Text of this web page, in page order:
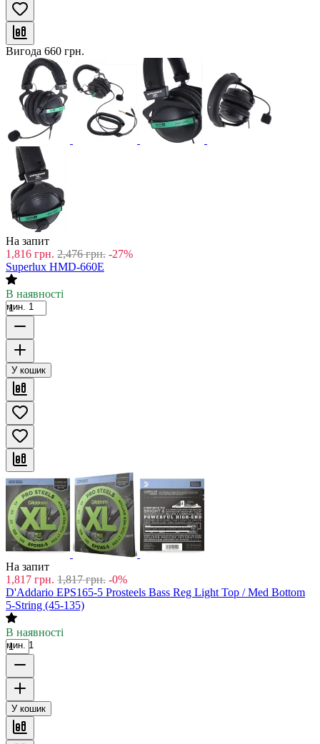
Вигода 660 грн.
На запит
1,816 грн. 2,476 грн. -27%
Superlux HMD-660E
В наявності
мин. 1
У кошик
На запит
1,817 грн. 1,817 грн. -0%
D'Addario EPS165-5 Prosteels Bass Reg Light Top / Med Bottom
5-String (45-135)
В наявності
мин. 1
У кошик